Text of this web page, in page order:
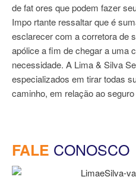
de fat ores que podem fazer
Impo rtante ressaltar que é
esclarecer com a corretora de
apólice a fim de chegar a uma
necessidade. A Lima & Silva
especializados em tirar todas
caminho, em relação ao
FALE CONOSCO